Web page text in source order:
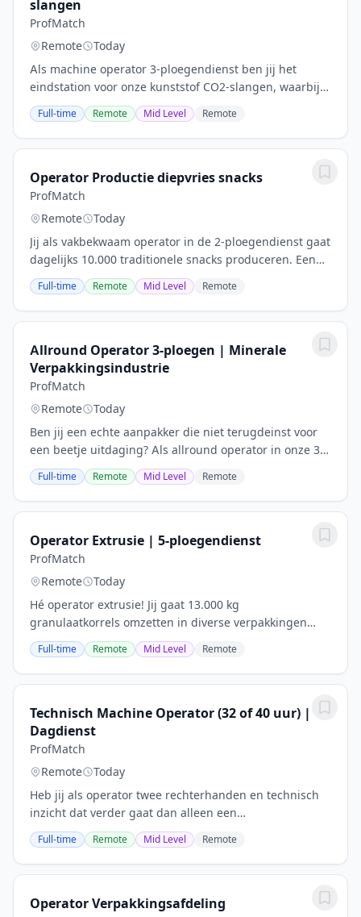
slangen
ProfMatch
Remote
Today
Als machine operator 3-ploegendienst ben jij het
eindstation voor onze kunststof CO2-slangen, waarbij
jij 18.000 meter slang per dag bewerkt en oprolt voor
aflevering. Je krijgt als operator...
Full-time Remote Mid Level Remote
Operator Productie diepvries snacks
ProfMatch
Remote
Today
Jij als vakbekwaam operator in de 2-ploegendienst gaat
dagelijks 10.000 traditionele snacks produceren. Een
proces van grondstof tot ingepakt product. Een fysieke
uitdaging waarin jij ons...
Full-time Remote Mid Level Remote
Allround Operator 3-ploegen | Minerale
Verpakkingsindustrie
ProfMatch
Remote
Today
Ben jij een echte aanpakker die niet terugdeinst voor
een beetje uitdaging? Als allround operator in onze 3-
ploegendienst ga je aan de slag met het breken, malen
en verpakken van maar liefst 20.000...
Full-time Remote Mid Level Remote
Operator Extrusie | 5-ploegendienst
ProfMatch
Remote
Today
Hé operator extrusie! Jij gaat 13.000 kg
granulaatkorrels omzetten in diverse verpakkingen
voor de voedingsmiddelenindustrie, zoals
snoepzakken, chipszakken en boterbakken. Jij krijgt als
operator de...
Full-time Remote Mid Level Remote
Technisch Machine Operator (32 of 40 uur) |
Dagdienst
ProfMatch
Remote
Today
Heb jij als operator twee rechterhanden en technisch
inzicht dat verder gaat dan alleen een
gebruiksaanwijzing lezen? Dan is dit jouw kans om te
werken met kracht, precisie en trots. Als machine...
Full-time Remote Mid Level Remote
Operator Verpakkingsafdeling